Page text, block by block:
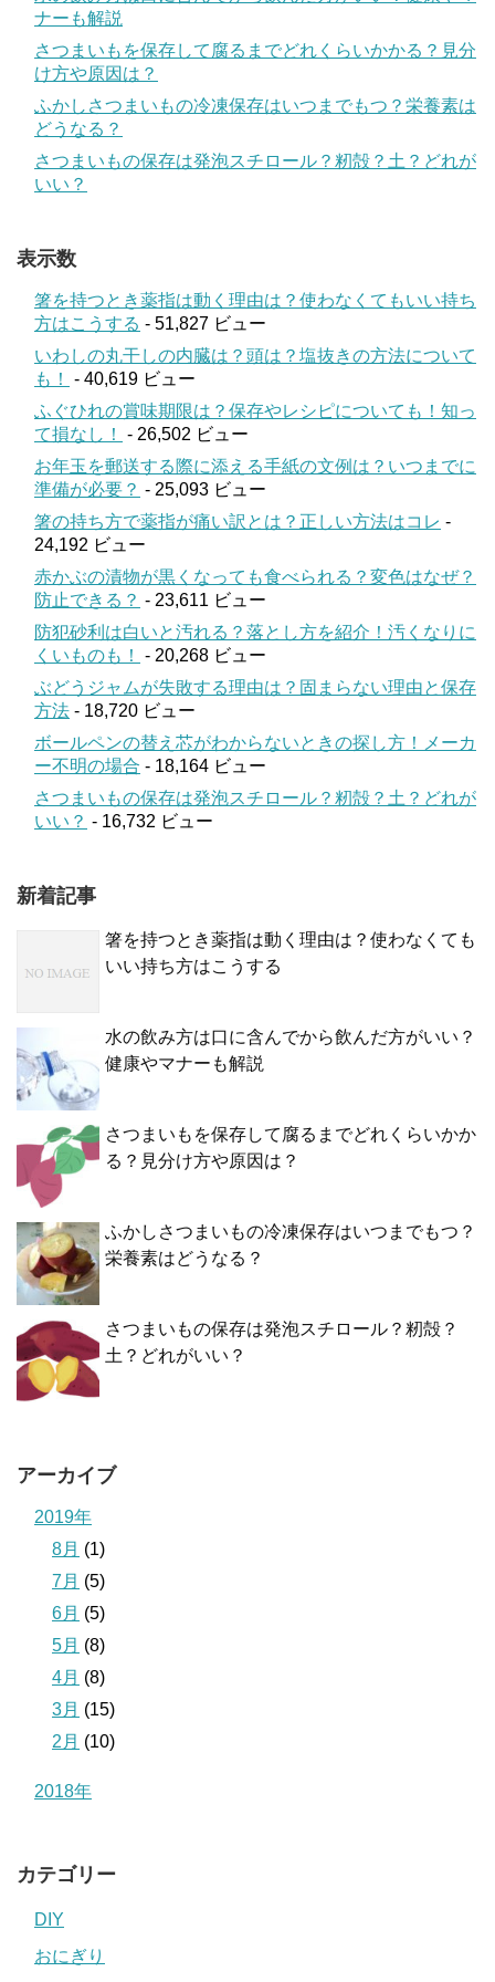
ナーも解説
さつまいもを保存して腐るまでどれくらいかかる？見分
け方や原因は？
ふかしさつまいもの冷凍保存はいつまでもつ？栄養素は
どうなる？
さつまいもの保存は発泡スチロール？籾殻？土？どれが
いい？
表示数
箸を持つとき薬指は動く理由は？使わなくてもいい持ち
方はこうする - 51,827 ビュー
いわしの丸干しの内臓は？頭は？塩抜きの方法について
も！
- 40,619 ビュー
ふぐひれの賞味期限は？保存やレシピについても！知っ
て損なし！
- 26,502 ビュー
お年玉を郵送する際に添える手紙の文例は？いつまでに
準備が必要？ - 25,093 ビュー
箸の持ち方で薬指が痛い訳とは？正しい方法はコレ -
24,192 ビュー
赤かぶの漬物が黒くなっても食べられる？変色はなぜ？
防止できる？ - 23,611 ビュー
防犯砂利は白いと汚れる？落とし方を紹介！汚くなりに
くいものも！
- 20,268 ビュー
ぶどうジャムが失敗する理由は？固まらない理由と保存
方法 - 18,720 ビュー
ボールペンの替え芯がわからないときの探し方！メーカ
ー不明の場合 - 18,164 ビュー
さつまいもの保存は発泡スチロール？籾殻？土？どれが
いい？ - 16,732 ビュー
新着記事
箸を持つとき薬指は動く理由は？使わなくても
いい持ち方はこうする
水の飲み方は口に含んでから飲んだ方がいい？
健康やマナーも解説
さつまいもを保存して腐るまでどれくらいかか
る？見分け方や原因は？
ふかしさつまいもの冷凍保存はいつまでもつ？
栄養素はどうなる？
さつまいもの保存は発泡スチロール？籾殻？
土？どれがいい？
アーカイブ
2019年
8月 (1)
7月 (5)
6月 (5)
5月 (8)
4月 (8)
3月 (15)
2月 (10)
2018年
カテゴリー
DIY
おにぎり